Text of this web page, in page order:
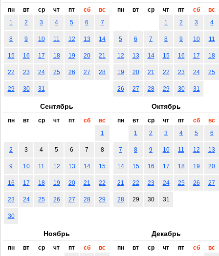
пн вт ср чт пт сб
вс
1
2 3 4 5 6 7
8 9 10 11 12 13 14
15 16 17 18 19 20 21
22 23 24 25 26 27 28
29 30 31
пн вт ср чт пт сб
вс
1
2 3 4
5 6 7 8 9 10 11
12 13 14 15 16 17 18
19 20 21 22 23 24 25
26 27 28 29 30 31
Сентябрь
пн вт ср чт пт сб
вс
1
2 3 4 5 6 7 8
9 10 11 12 13 14 15
16 17 18 19 20 21 22
23 24 25 26 27 28 29
30
Октябрь
пн вт ср чт пт сб
вс
1
2 3 4 5 6
7 8 9 10 11 12 13
14 15 16 17 18 19 20
21 22 23 24 25 26 27
28 29 30 31
Ноябрь
пн вт ср чт пт сб
вс
Декабрь
пн вт ср чт пт сб
вс